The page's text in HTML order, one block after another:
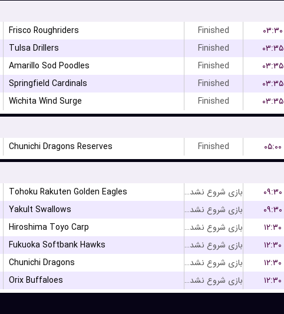
Frisco Roughriders Finished
۰۳:۳۰
Tulsa Drillers Finished
۰۳:۳۵
Amarillo Sod Poodles Finished
۰۳:۳۵
Springfield Cardinals Finished
۰۳:۳۵
Wichita Wind Surge Finished
۰۳:۳۵
Chunichi Dragons Reserves Finished
۰۵:۰۰
Tohoku Rakuten Golden Eagles بازی شروع نشده است
۰۹:۳۰
Yakult Swallows بازی شروع نشده است
۰۹:۳۰
Hiroshima Toyo Carp بازی شروع نشده است
۱۲:۳۰
Fukuoka Softbank Hawks بازی شروع نشده است
۱۲:۳۰
Chunichi Dragons بازی شروع نشده است
۱۲:۳۰
Orix Buffaloes بازی شروع نشده است ۱۲:۳۰